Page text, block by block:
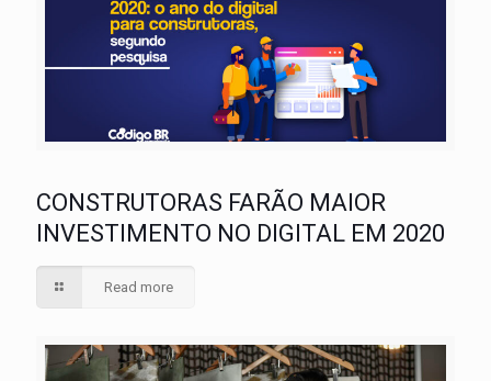
CONSTRUTORAS FARÃO MAIOR
INVESTIMENTO NO DIGITAL EM 2020
Read more